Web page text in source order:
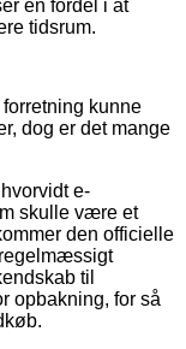
en fordel i at
tidsrum.
kunne
dog er det mange
e-
skulle være et
den officielle
til
opbakning, for så